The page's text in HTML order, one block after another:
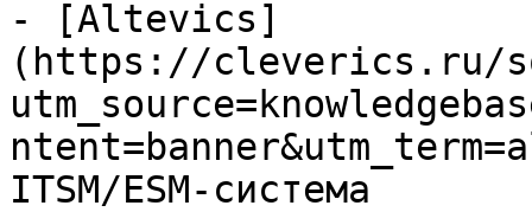
- [Altevics]
(https://cleverics.ru/
ITSM/ESM-система